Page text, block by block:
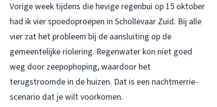
Vorige week tijdens die hevige regenbui op 15 oktober
had ik vier spoedoproepen in Schollevaar Zuid. Bij alle
vier zat het probleem bij de aansluiting op de
gemeentelijke riolering. Regenwater kon niet goed
weg door zeepophoping, waardoor het
terugstroomde in de huizen. Dat is een nachtmerrie-
scenario dat je wilt voorkomen.